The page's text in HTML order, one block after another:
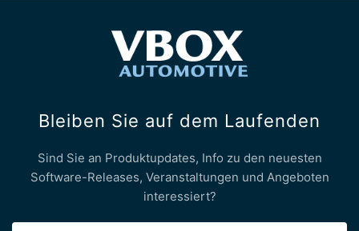
Bleiben Sie auf dem Laufenden
Sind Sie an Produktupdates, Info zu den neuesten
Software-Releases, Veranstaltungen und Angeboten
interessiert?